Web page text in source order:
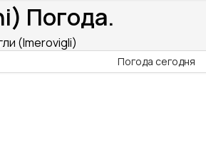
Погода.
(Imerovigli)
Погода сегодня